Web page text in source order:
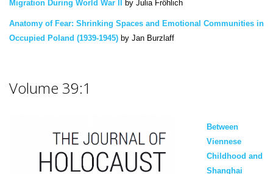
Migration During World War II by Julia Fröhlich
Anatomy of Fear: Shrinking Spaces and Emotional Communities in
Occupied Poland (1939-1945) by Jan Burzlaff
Volume 39:1
Between
Viennese
Childhood and
Shanghai